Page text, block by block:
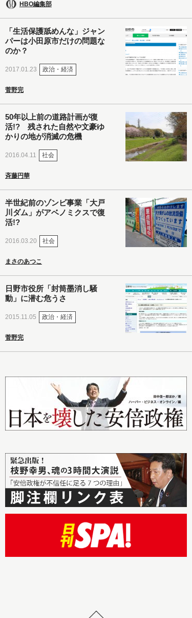
HBO編集部
「生活保護舐めんな」ジャン
パーは小田原市だけの問題な
のか？
2017.01.23 政治・経済
菅野完
50年以上前の道路計画が復
活!? 残された自然や文豪ゆ
かりの地が消滅の危機
2016.04.11 社会
斉藤円華
半世紀前のゾンビ事業「大戸
川ダム」がアベノミクスで復
活!?
2016.03.20 社会
まさのあつこ
日野市役所「封筒墨消し騒
動」に潜む危うさ
2015.11.05 政治・経済
菅野完